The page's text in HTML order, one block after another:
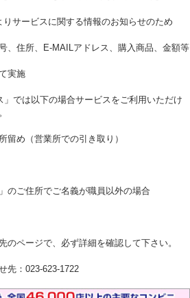
サービスに関する情報のお知らせのため
、住所、E‐MAILアドレス、購入商品、金額等
実施
では以下の場合サービスをご利用いただけ
留め（営業所での引き取り）
のご住所でご名義が職員以外の場合
のページで、必ず詳細を確認して下さい。
先：023-623-1722